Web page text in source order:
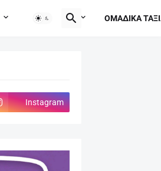
TRAVEL TIPS ΟΜΑΔΙΚΑ
Instagram